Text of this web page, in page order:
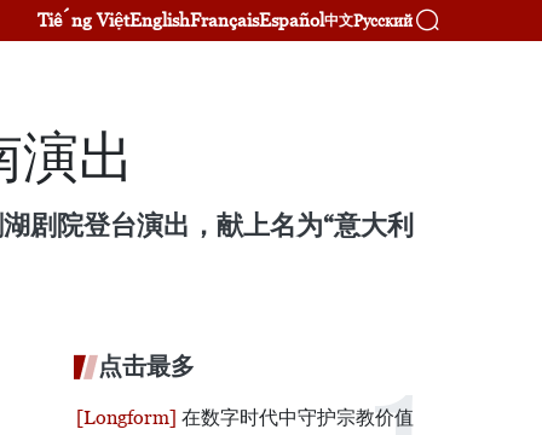
Tiếng ViệtEnglishFrançaisEspañol中文Русский
演出
剧院登台演出，献上名为“意大利
点击最多
在数字时代中守护宗教价值